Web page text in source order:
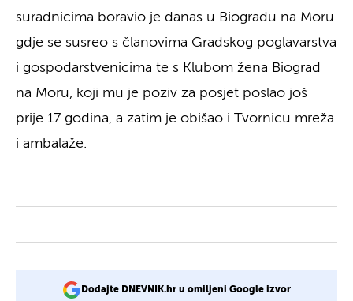
suradnicima boravio je danas u Biogradu na Moru
gdje se susreo s članovima Gradskog poglavarstva
i gospodarstvenicima te s Klubom žena Biograd
na Moru, koji mu je poziv za posjet poslao još
prije 17 godina, a zatim je obišao i Tvornicu mreža
i ambalaže.
Dodajte DNEVNIK.hr u omiljeni Google izvor